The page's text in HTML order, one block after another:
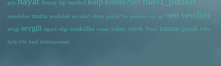
göz ihtiyaç ilgi istanbul
memleket mutlu mutluluk ne okul olsun payla??m pencere rol sa? sen sevdim
sevgi sevgili sigara silgi uzakulke vatan yalan yürek Yüzü zaman çocuk öfke
öyle i?te özel özleniyorsun